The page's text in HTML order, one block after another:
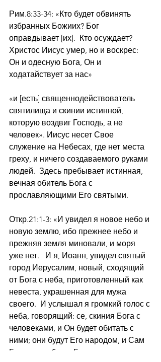
Рим.8:33-34: «Кто будет обвинять
избранных Божиих? Бог
оправдывает [их].  Кто осуждает?
Христос Иисус умер, но и воскрес:
Он и одесную Бога, Он и
ходатайствует за нас»
«и [есть] священнодействователь
святилища и скинии истинной,
которую воздвиг Господь, а не
человек». Иисус несет Свое
служение на Небесах, где нет места
греху, и ничего создаваемого руками
людей.  Здесь пребывает истинная,
вечная обитель Бога с
прославляющими Его святыми.
Откр.21:1-3: «И увидел я новое небо и
новую землю, ибо прежнее небо и
прежняя земля миновали, и моря
уже нет.   И я, Иоанн, увидел святый
город Иерусалим, новый, сходящий
от Бога с неба, приготовленный как
невеста, украшенная для мужа
своего.  И услышал я громкий голос с
неба, говорящий: се, скиния Бога с
человеками, и Он будет обитать с
ними; они будут Его народом, и Сам
Бог с ними будет Богом их»